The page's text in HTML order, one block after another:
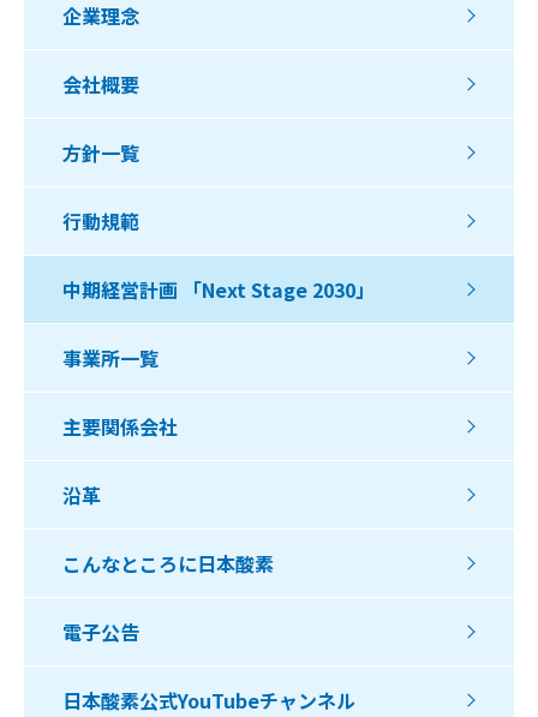
企業理念
会社概要
方針一覧
行動規範
中期経営計画 「Next Stage 2030」
事業所一覧
主要関係会社
沿革
こんなところに日本酸素
電子公告
日本酸素公式YouTubeチャンネル